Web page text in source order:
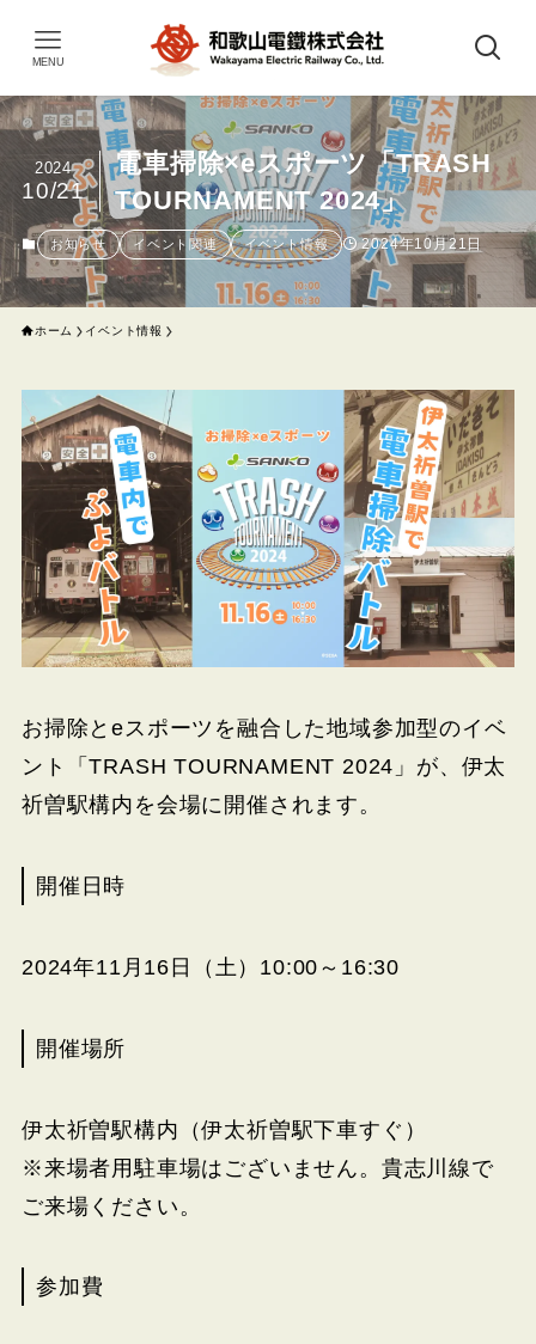
MENU
電車掃除×eスポーツ「TRASH
TOURNAMENT 2024」
2024
10/21
お知らせ イベント関連 イベント情報 2024年10月21日
ホーム イベント情報
お掃除とeスポーツを融合した地域参加型のイベ
ント「TRASH TOURNAMENT 2024」が、伊太
祈曽駅構内を会場に開催されます。
開催日時
2024年11月16日（土）10:00～16:30
開催場所
伊太祈曽駅構内（伊太祈曽駅下車すぐ）
※来場者用駐車場はございません。貴志川線で
ご来場ください。
参加費